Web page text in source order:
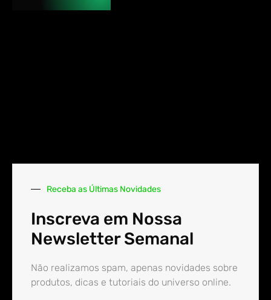
Receba as Últimas Novidades
Inscreva em Nossa
Newsletter Semanal
Não realizamos spam, apenas novidades sobre
produtos, dicas e tutoriais do universo online.